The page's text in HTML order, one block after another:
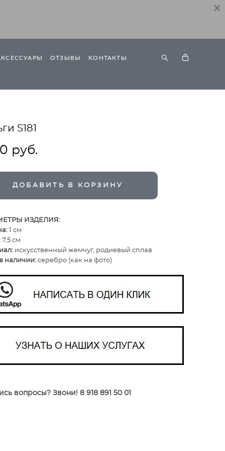
ОТЗЫВЫ КОНТАКТЫ
S181
pуб.
ДОБАВИТЬ В КОРЗИНУ
ИЗДЕЛИЯ:
1 см
7,5 см
искусственный жемчуг, родиевый сплав
наличии: серебро (как на фото)
вопросы? Звони! 8 918 891 50 01